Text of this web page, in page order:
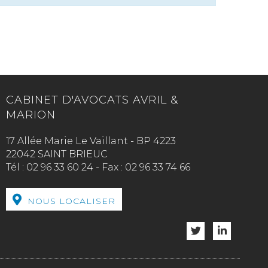
CABINET D'AVOCATS AVRIL &
MARION
17 Allée Marie Le Vaillant - BP 4223
22042 SAINT BRIEUC
Tél : 02 96 33 60 24 - Fax : 02 96 33 74 66
NOUS LOCALISER